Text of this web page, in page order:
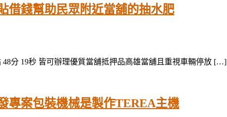
借錢幫助民眾附近當舖的抽水肥
分 19秒 皆可辦理優質當舖抵押品高雄當舖且重視車輛停放 […]
專案包裝機械是製作TEREA主機